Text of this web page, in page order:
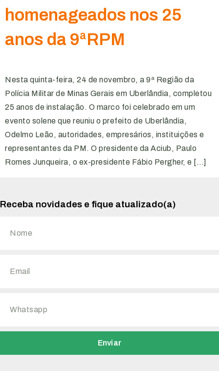
homenageados nos 25
anos da 9ªRPM
Nesta quinta-feira, 24 de novembro, a 9ª Região da
Polícia Militar de Minas Gerais em Uberlândia, completou
25 anos de instalação. O marco foi celebrado em um
evento solene que reuniu o prefeito de Uberlândia,
Odelmo Leão, autoridades, empresários, instituições e
representantes da PM. O presidente da Aciub, Paulo
Romes Junqueira, o ex-presidente Fábio Pergher, e […]
Receba novidades e fique atualizado(a)
Enviar